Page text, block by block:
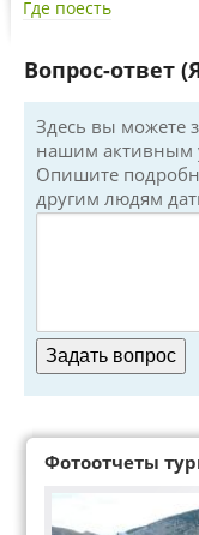
Где поесть
Вопрос-ответ
Здесь вы можете
нашим активным
Опишите
другим людям
Фотоотчеты